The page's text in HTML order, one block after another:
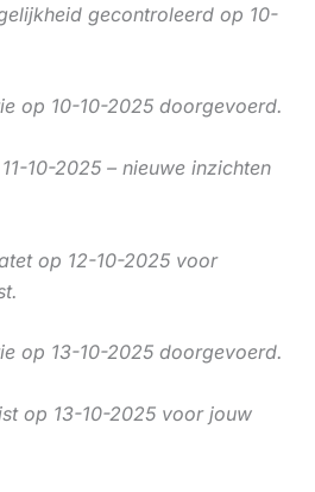
gecontroleerd op 10-
op 10-10-2025 doorgevoerd.
10-2025 – nieuwe inzichten
op 12-10-2025 voor
op 13-10-2025 doorgevoerd.
op 13-10-2025 voor jouw